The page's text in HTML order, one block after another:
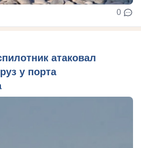
0
атаковал
у порта